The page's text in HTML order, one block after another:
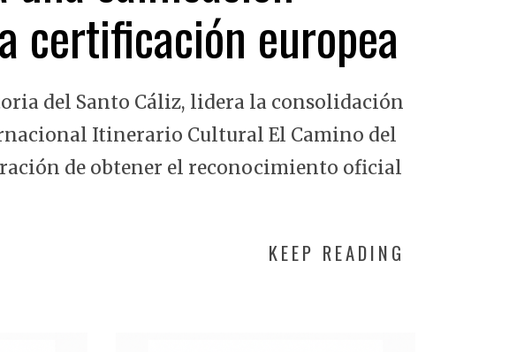
certificación europea
del Santo Cáliz, lidera la consolidación
Itinerario Cultural El Camino del
de obtener el reconocimiento oficial
KEEP READING